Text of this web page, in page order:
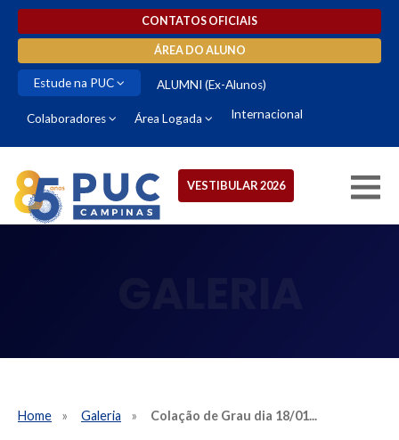
CONTATOS OFICIAIS
ÁREA DO ALUNO
Estude na PUC ALUMNI (Ex-Alunos)
Colaboradores Área Logada Internacional
VESTIBULAR 2026
Home Galeria Colação de Grau dia 18/01...